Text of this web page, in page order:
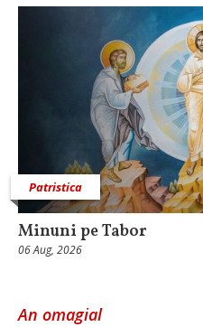
Patristica
Minuni pe Tabor
06 Aug, 2026
An omagial